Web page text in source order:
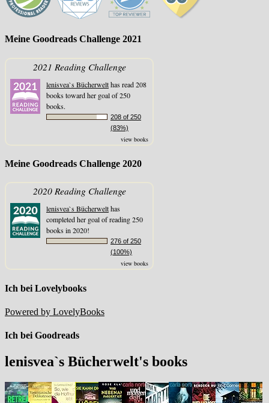
Meine Goodreads Challenge 2021
2021 Reading Challenge
lenisvea`s Bücherwelthas read 208
books toward her goal of 250
books.
208 of 250
(83%)
view books
Meine Goodreads Challenge 2020
2020 Reading Challenge
lenisvea`s Bücherwelthas
completed her goal of reading 250
books in 2020!
276 of 250
(100%)
view books
Ich bei Lovelybooks
Powered by LovelyBooks
Ich bei Goodreads
lenisvea`s Bücherwelt's books